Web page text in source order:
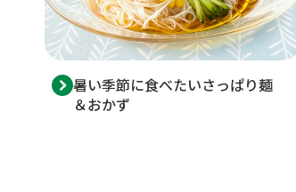
暑い季節に食べたいさっぱり麺
＆おかず